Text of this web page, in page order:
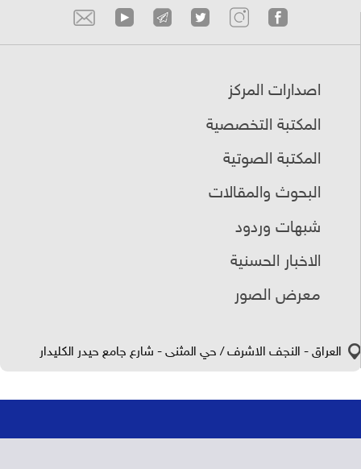
اصدارات المركز
المكتبة التخصصية
المكتبة الصوتية
البحوث والمقالات
شبهات وردود
الاخبار الحسنية
معرض الصور
العراق - النجف الاشرف / حي المثنى - شارع جامع حيدر الكليدار